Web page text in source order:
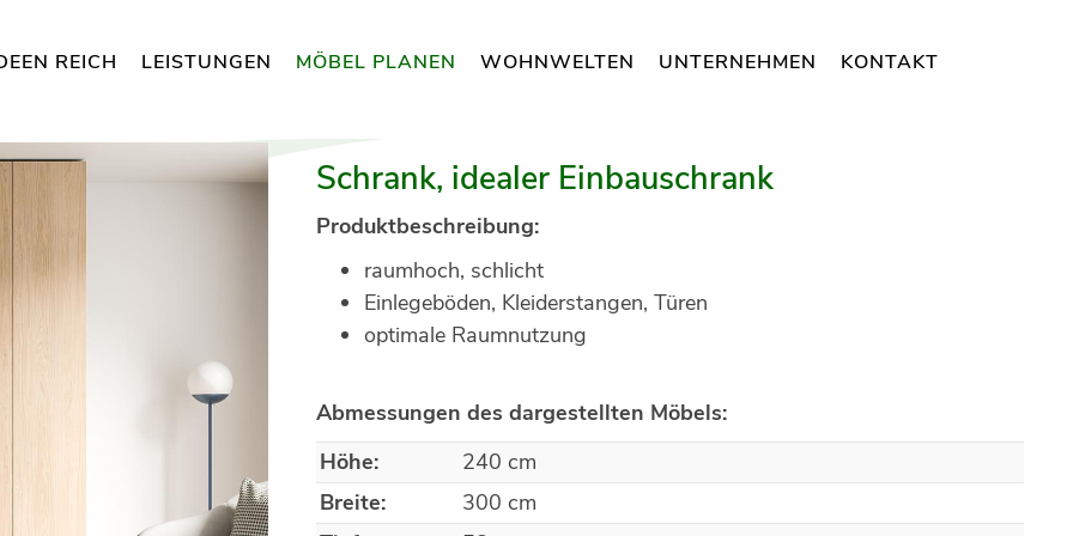
REICH LEISTUNGEN MÖBEL PLANEN WOHNWELTEN UNTERNEHMEN KONTAKT
Schrank, idealer Einbauschrank
Produktbeschreibung:
raumhoch, schlicht
Einlegeböden, Kleiderstangen, Türen
optimale Raumnutzung
Abmessungen des dargestellten Möbels:
Höhe:
240 cm
Breite:
300 cm